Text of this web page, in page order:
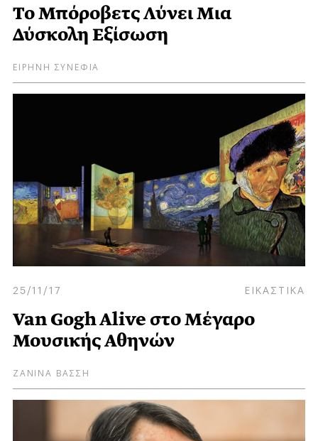
Το Μπόροβετς Λύνει Μια
Δύσκολη Εξίσωση
ΕΙΡΗΝΗ ΣΥΝΕΦΙΑ
25/11/17 ΕΙΚΑΣΤΙΚΑ
Van Gogh Alive στο Μέγαρο
Μουσικής Αθηνών
ΖΑΝΙΝΑ ΒΑΣΣΗ